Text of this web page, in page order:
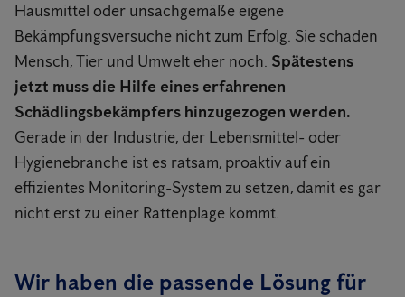
Hausmittel oder unsachgemäße eigene
Bekämpfungsversuche nicht zum Erfolg. Sie schaden
Mensch, Tier und Umwelt eher noch. Spätestens
jetzt muss die Hilfe eines erfahrenen
Schädlingsbekämpfers hinzugezogen werden.
Gerade in der Industrie, der Lebensmittel- oder
Hygienebranche ist es ratsam, proaktiv auf ein
effizientes Monitoring-System zu setzen, damit es gar
nicht erst zu einer Rattenplage kommt.
Wir haben die passende Lösung für